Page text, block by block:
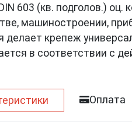
603 (кв. подголов.)
машиностроении,
делает крепеж
в соответствии с
Оплата